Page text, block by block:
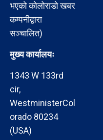
भएको कोलोराडो खबर
कम्पनीद्वारा
सञ्चालित)
मुख्य कार्यालयः
1343 W 133rd
cir,
WestministerCol
orado 80234
(USA)